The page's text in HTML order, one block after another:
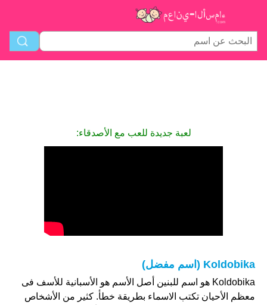
لعبة جديدة للعب مع الأصدقاء:
Koldobika (اسم مفضل)
Koldobika هو اسم للبنين أصل الأسم هو الأسبانية للأسف فى
معظم الأحيان تكتب الاسماء بطريقة خطأ. كثير من الأشخاص